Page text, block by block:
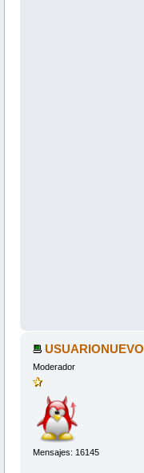
USUARIONUEVO
Moderador
Mensajes: 16145